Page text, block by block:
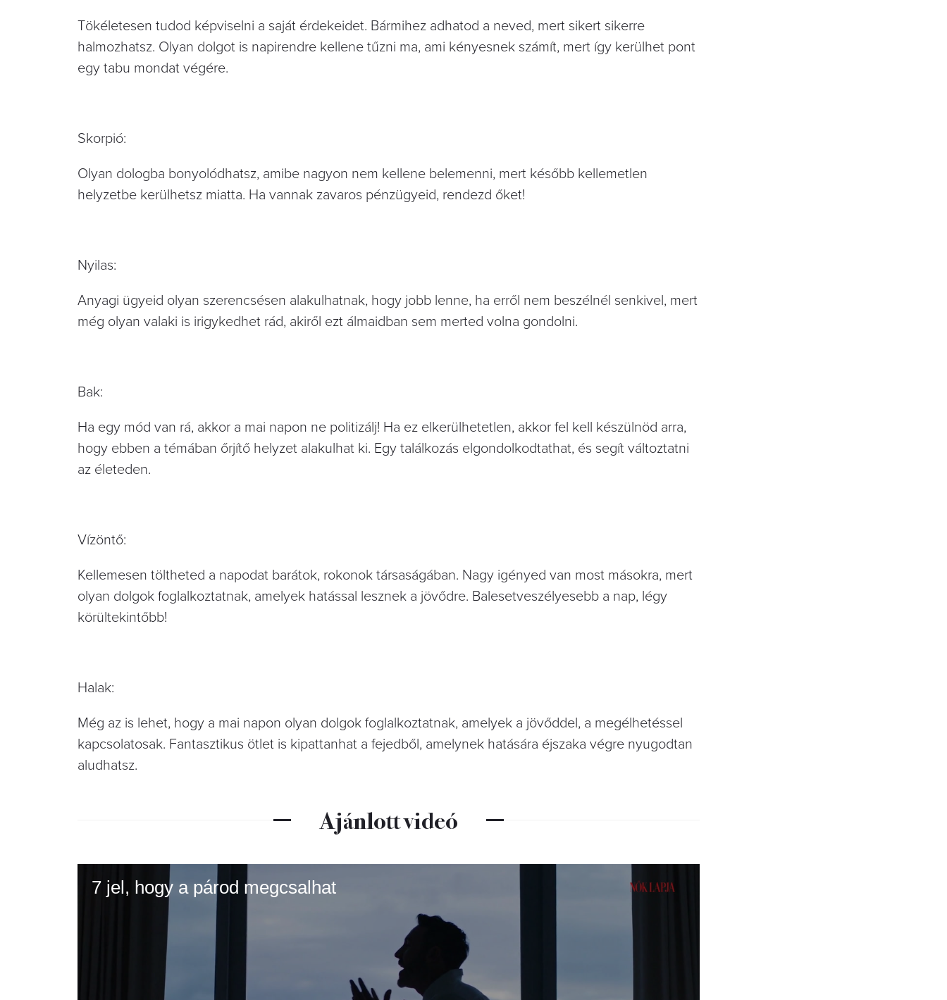
Tökéletesen tudod képviselni a saját érdekeidet. Bármihez adhatod a neved, mert sikert sikerre
halmozhatsz. Olyan dolgot is napirendre kellene tűzni ma, ami kényesnek számít, mert így kerülhet pont
egy tabu mondat végére.
Skorpió:
Olyan dologba bonyolódhatsz, amibe nagyon nem kellene belemenni, mert később kellemetlen
helyzetbe kerülhetsz miatta. Ha vannak zavaros pénzügyeid, rendezd őket!
Nyilas:
Anyagi ügyeid olyan szerencsésen alakulhatnak, hogy jobb lenne, ha erről nem beszélnél senkivel, mert
még olyan valaki is irigykedhet rád, akiről ezt álmaidban sem merted volna gondolni.
Bak:
Ha egy mód van rá, akkor a mai napon ne politizálj! Ha ez elkerülhetetlen, akkor fel kell készülnöd arra,
hogy ebben a témában őrjítő helyzet alakulhat ki. Egy találkozás elgondolkodtathat, és segít változtatni
az életeden.
Vízöntő:
Kellemesen töltheted a napodat barátok, rokonok társaságában. Nagy igényed van most másokra, mert
olyan dolgok foglalkoztatnak, amelyek hatással lesznek a jövődre. Balesetveszélyesebb a nap, légy
körültekintőbb!
Halak:
Még az is lehet, hogy a mai napon olyan dolgok foglalkoztatnak, amelyek a jövőddel, a megélhetéssel
kapcsolatosak. Fantasztikus ötlet is kipattanhat a fejedből, amelynek hatására éjszaka végre nyugodtan
aludhatsz.
Ajánlott videó
7 jel, hogy a párod megcsalhat